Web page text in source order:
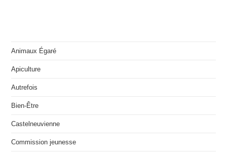
Animaux Égaré
Apiculture
Autrefois
Bien-Être
Castelneuvienne
Commission jeunesse